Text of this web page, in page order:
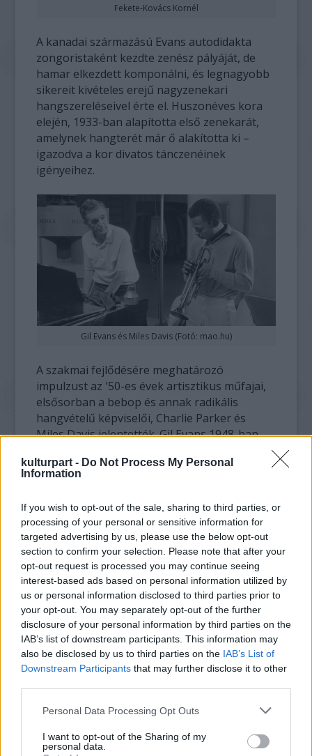
kulturpart - Do Not Process My Personal
Information
If you wish to opt-out of the sale, sharing to third parties, or
processing of your personal or sensitive information for
targeted advertising by us, please use the below opt-out
section to confirm your selection. Please note that after your
opt-out request is processed you may continue seeing
interest-based ads based on personal information utilized by
us or personal information disclosed to third parties prior to
your opt-out. You may separately opt-out of the further
disclosure of your personal information by third parties on the
IAB’s list of downstream participants. This information may
also be disclosed by us to third parties on the IAB’s List of
Downstream Participants that may further disclose it to other
Please note that this website/app uses one or more Google
not limited to your visit or usage behaviour. You may click to
grant or deny consent to Google and its third-party tags to
Personal Data Processing Opt Outs
I want to opt-out of the Sharing of my
personal data.
Fekete-Kovács Kornél
A kanadai származású Evans autodidakta
zongoristaként kezdte zenész pályáját, de
hamar elkezdett komponálni, és legnagyobb
sikereit kivételes erejű nagyzenekari
hangszereléseivel érte el. Huszonéves kora
elején, 1933-ban alapította első zenekarát,
amelynek hangterét már ő alakította ki –
igazodva a kor divatos tánczenéinek
igényeihez.
Gil Evans és Miles Davis (Fotó: mao.hu)
A szakmai fejlődésére meghatározó
impulzust az '50-es évek artisztikus műfajai,
elsősorban a bebop és annak radikális
hangvételű képviselői, Charlie Parker és
Miles Davis jelentették. Gil Evans 1948-ban
dolgozni: aBirth of the Coolszerzeményeihez
készített hangszerelést. Később az '50-es
teljesítményük olyan halhatatlan felvételeket
hagyott az utókorra, mint aMiles Ahead, a
Porgy and Bessfeldolgozása vagy aSketches of
Spain.
Evans művészi vívmányai közé tartozik a jazz-
nagyzenekari hangzás színpalettájának
szélesítése (új hangszerek kerültek a
zenekarba). Több évtizedes munka után, a
70-es években sikerült állandó saját zenekart
létrehoznia, amellyel a többi között sikeres
európai turnén is bemutatkoztak.